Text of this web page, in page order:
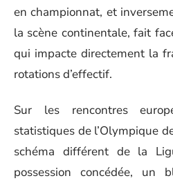
en championnat, et
la scène continentale, fait
qui impacte directement la
rotations d’effectif.
Sur les rencontres
statistiques de l’Olympique
schéma différent de la
possession concédée,